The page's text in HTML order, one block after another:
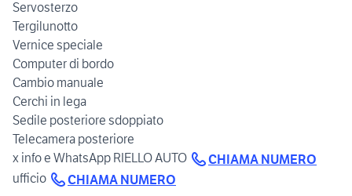
Servosterzo
Tergilunotto
Vernice speciale
Computer di bordo
Cambio manuale
Cerchi in lega
Sedile posteriore sdoppiato
Telecamera posteriore
x info e WhatsApp RIELLO AUTO
CHIAMA NUMERO
ufficio
CHIAMA NUMERO